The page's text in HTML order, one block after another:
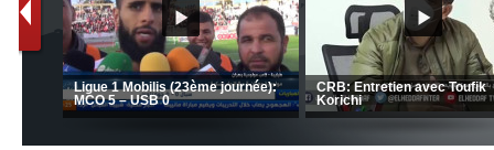
(Coupe de
CRB 0
CSC: La préparation des hommes
d’Amrani se poursuit en Tunisie
Saïd évoque le large
Mouloudia face au FC